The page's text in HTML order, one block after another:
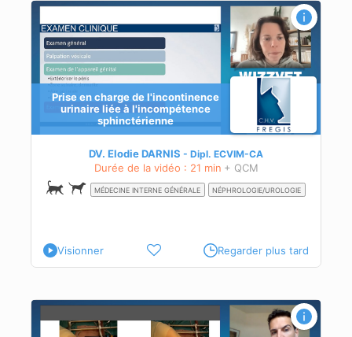
Prise en charge de l'incontinence
urinaire liée à l'incompétence
sphinctérienne
DV. Elodie DARNIS Dipl. ECVIM-CA
Durée de la vidéo : 21 min + QCM
MÉDECINE INTERNE GÉNÉRALE NÉPHROLOGIE/UROLOGIE
Visionner Regarder plus tard